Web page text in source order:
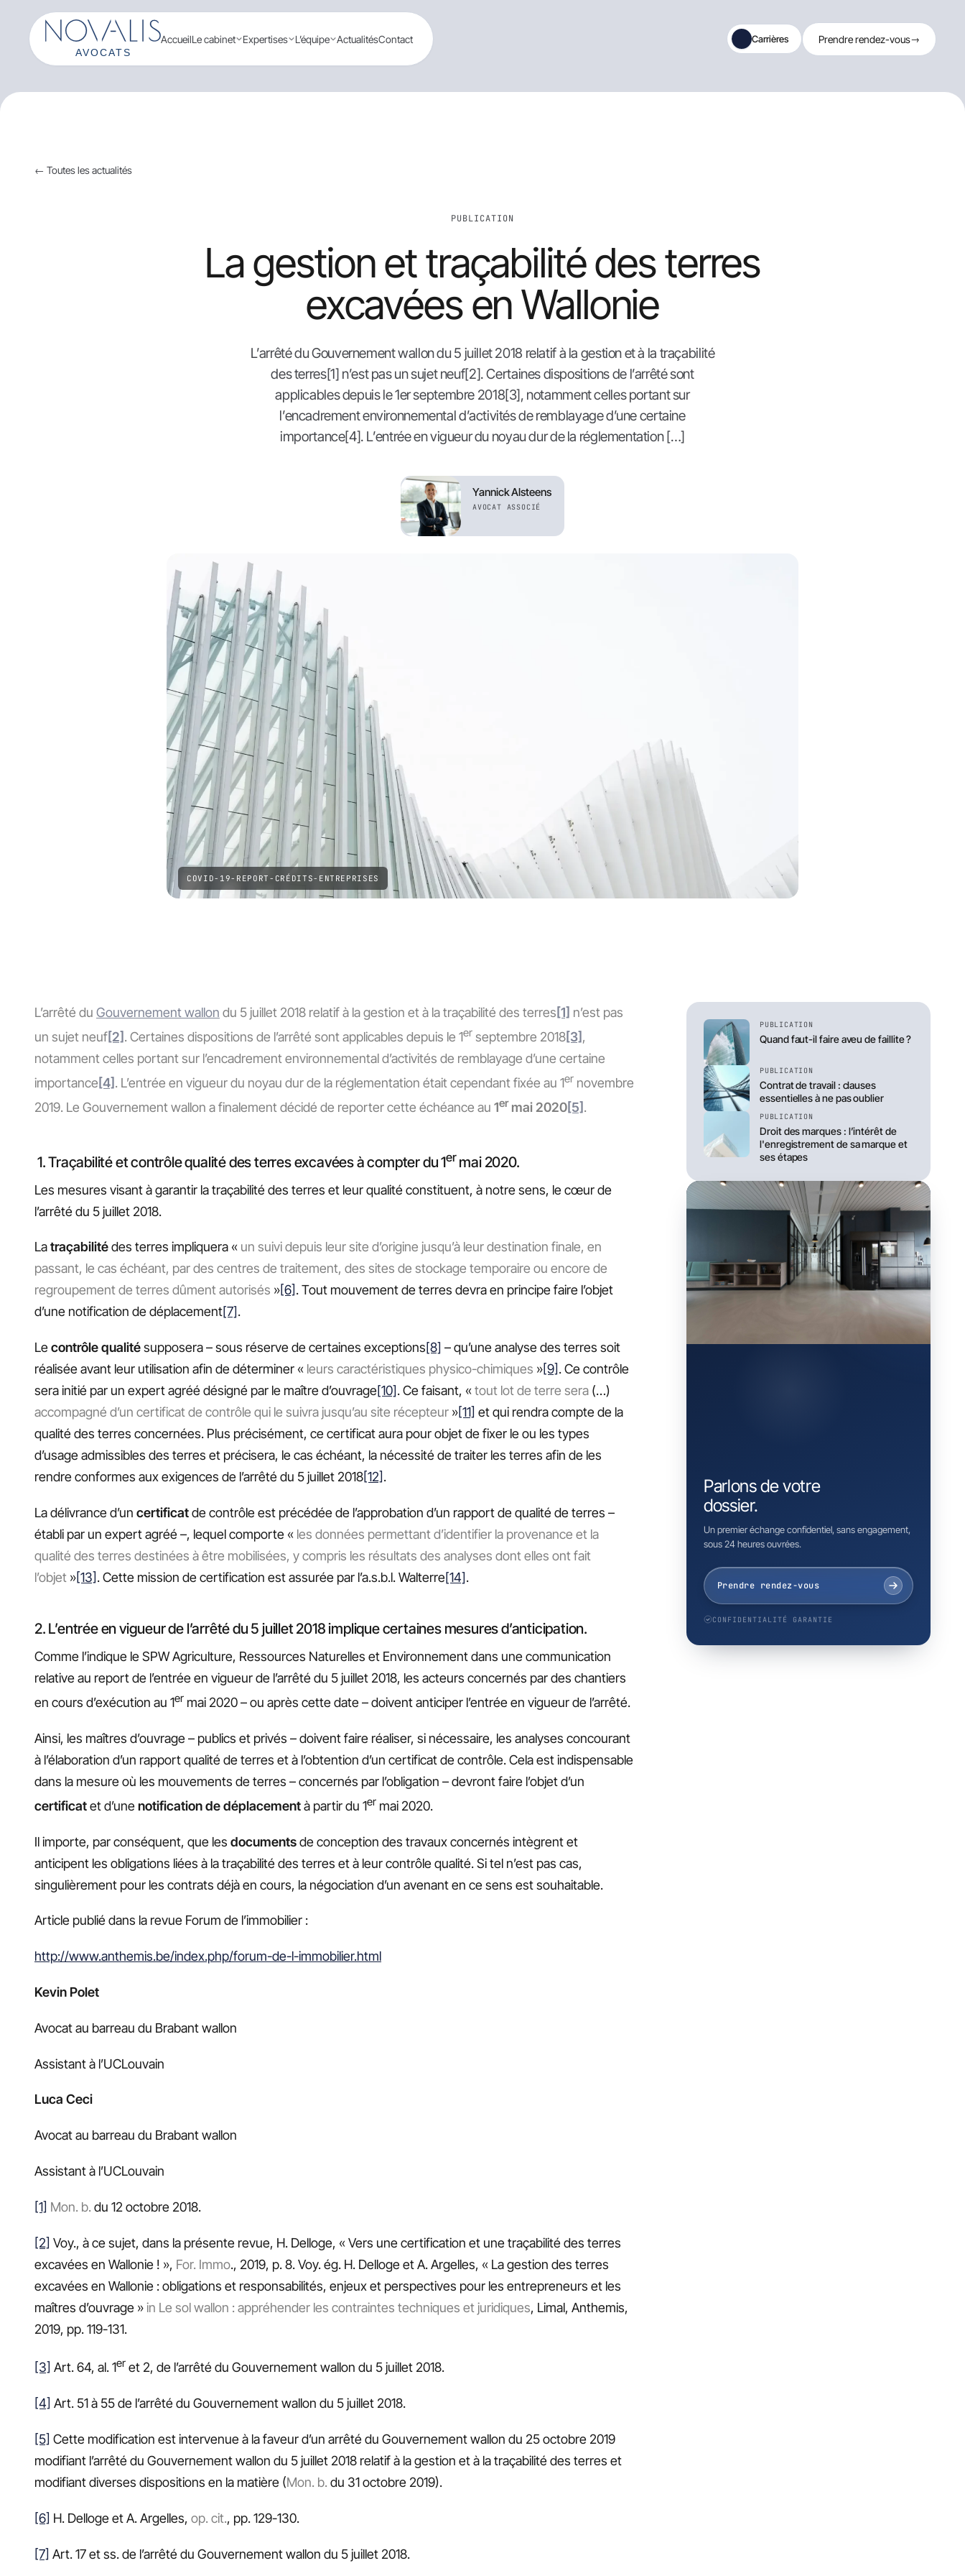
contenu
AccueilLe cabinet Expertises L’équipe ActualitésContact Carrières Prendre rendez-vous→
← Toutes les actualités
PUBLICATION
La gestion et traçabilité des terres
excavées en Wallonie
L’arrêté du Gouvernement wallon du 5 juillet 2018 relatif à la gestion et à la traçabilité
des terres[1] n’est pas un sujet neuf[2]. Certaines dispositions de l’arrêté sont
applicables depuis le 1er septembre 2018[3], notamment celles portant sur
l’encadrement environnemental d’activités de remblayage d’une certaine
importance[4]. L’entrée en vigueur du noyau dur de la réglementation […]
Yannick Alsteens
AVOCAT ASSOCIÉ
COVID-19-REPORT-CRÉDITS-ENTREPRISES
L’arrêté du Gouvernement wallon du 5 juillet 2018 relatif à la gestion et à la traçabilité des terres[1] n’est pas
un sujet neuf[2]. Certaines dispositions de l’arrêté sont applicables depuis le 1er septembre 2018[3],
notamment celles portant sur l’encadrement environnemental d’activités de remblayage d’une certaine
importance[4]. L’entrée en vigueur du noyau dur de la réglementation était cependant fixée au 1er novembre
2019. Le Gouvernement wallon a finalement décidé de reporter cette échéance au 1er mai 2020[5].
1. Traçabilité et contrôle qualité des terres excavées à compter du 1ermai 2020.
Les mesures visant à garantir la traçabilité des terres et leur qualité constituent, à notre sens, le cœur de
l’arrêté du 5 juillet 2018.
Latraçabilitédes terres impliquera « un suivi depuis leur site d’origine jusqu’à leur destination finale, en
passant, le cas échéant, par des centres de traitement, des sites de stockage temporaire ou encore de
regroupement de terres dûment autorisés »[6]. Tout mouvement de terres devra en principe faire l’objet
d’une notification de déplacement[7].
Lecontrôle qualitésupposera – sous réserve de certaines exceptions[8] – qu’une analyse des terres soit
réalisée avant leur utilisation afin de déterminer « leurs caractéristiques physico-chimiques »[9]. Ce contrôle
sera initié par un expert agréé désigné par le maître d’ouvrage[10]. Ce faisant, «tout lot de terre sera (…)
accompagné d’un certificat de contrôle qui le suivra jusqu’au site récepteur »[11] et qui rendra compte de la
qualité des terres concernées. Plus précisément, ce certificat aura pour objet de fixer le ou les types
d’usage admissibles des terres et précisera, le cas échéant, la nécessité de traiter les terres afin de les
rendre conformes aux exigences de l’arrêté du 5 juillet 2018[12].
La délivrance d’un certificatde contrôle est précédée de l’approbation d’un rapport de qualité de terres –
établi par un expert agréé –, lequel comporte « les données permettant d’identifier la provenance et la
qualité des terres destinées à être mobilisées, y compris les résultats des analyses dont elles ont fait
l’objet »[13]. Cette mission de certification est assurée par l’a.s.b.l. Walterre[14].
2. L’entrée en vigueur de l’arrêté du 5 juillet 2018 implique certaines mesures d’anticipation.
Comme l’indique le SPW Agriculture, Ressources Naturelles et Environnement dans une communication
relative au report de l’entrée en vigueur de l’arrêté du 5 juillet 2018, les acteurs concernés par des chantiers
en cours d’exécution au 1er mai 2020 – ou après cette date – doivent anticiper l’entrée en vigueur de l’arrêté.
Ainsi, les maîtres d’ouvrage – publics et privés – doivent faire réaliser, si nécessaire, les analyses concourant
à l’élaboration d’un rapport qualité de terres et à l’obtention d’un certificat de contrôle. Cela est indispensable
dans la mesure où les mouvements de terres – concernés par l’obligation – devront faire l’objet d’un
certificatet d’unenotification de déplacementà partir du 1er mai 2020.
Il importe, par conséquent, que les documentsde conception des travaux concernés intègrent et
anticipent les obligations liées à la traçabilité des terres et à leur contrôle qualité. Si tel n’est pas cas,
singulièrement pour les contrats déjà en cours, la négociation d’un avenant en ce sens est souhaitable.
Article publié dans la revue Forum de l’immobilier :
http://www.anthemis.be/index.php/forum-de-l-immobilier.html
Kevin Polet
Avocat au barreau du Brabant wallon
Assistant à l’UCLouvain
Luca Ceci
Avocat au barreau du Brabant wallon
Assistant à l’UCLouvain
[1] Mon. b. du 12 octobre 2018.
[2] Voy., à ce sujet, dans la présente revue, H. Delloge, « Vers une certification et une traçabilité des terres
excavées en Wallonie ! », For. Immo., 2019, p. 8. Voy. ég. H. Delloge et A. Argelles, « La gestion des terres
excavées en Wallonie : obligations et responsabilités, enjeux et perspectives pour les entrepreneurs et les
maîtres d’ouvrage »in Le sol wallon : appréhender les contraintes techniques et juridiques, Limal, Anthemis,
2019, pp. 119-131.
[3] Art. 64, al. 1er et 2, de l’arrêté du Gouvernement wallon du 5 juillet 2018.
[4] Art. 51 à 55 de l’arrêté du Gouvernement wallon du 5 juillet 2018.
[5] Cette modification est intervenue à la faveur d’un arrêté du Gouvernement wallon du 25 octobre 2019
modifiant l’arrêté du Gouvernement wallon du 5 juillet 2018 relatif à la gestion et à la traçabilité des terres et
modifiant diverses dispositions en la matière (Mon. b. du 31 octobre 2019).
[6] H. Delloge et A. Argelles, op. cit., pp. 129-130.
[7] Art. 17 et ss. de l’arrêté du Gouvernement wallon du 5 juillet 2018.
PUBLICATION
Quand faut-il faire aveu de faillite ?
PUBLICATION
Contrat de travail : clauses
essentielles à ne pas oublier
PUBLICATION
Droit des marques : l’intérêt de
l'enregistrement de sa marque et
ses étapes
Parlons de votre
dossier.
Un premier échange confidentiel, sans engagement,
sous 24 heures ouvrées.
Prendre rendez-vous
CONFIDENTIALITÉ GARANTIE